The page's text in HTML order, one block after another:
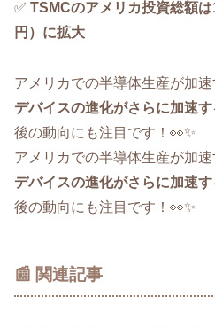
✅ TSMCのアメリカ投資総額
円）に拡大
アメリカでの半導体生産が加速
デバイスの進化がさらに加速す
後の動向にも注目です！👀✨
アメリカでの半導体生産が加速
デバイスの進化がさらに加速す
後の動向にも注目です！👀✨
📰 関連記事